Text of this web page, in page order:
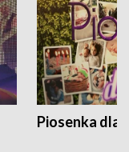
Piosenka dla